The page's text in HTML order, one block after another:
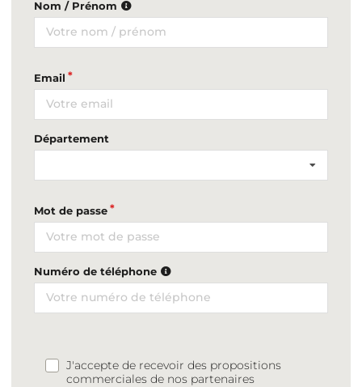
Nom / Prénom
Email
Département
Mot de passe
Numéro de téléphone
J'accepte de recevoir des propositions
commerciales de nos partenaires